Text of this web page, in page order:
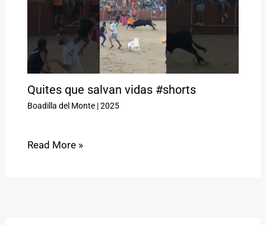
Quites que salvan vidas #shorts
Boadilla del Monte|2025
Read More »